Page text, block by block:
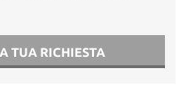
TUA RICHIESTA